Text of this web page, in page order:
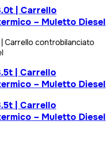
| Carrello
– Muletto Diesel
| Carrello
– Muletto Diesel
| Carrello
– Muletto Diesel